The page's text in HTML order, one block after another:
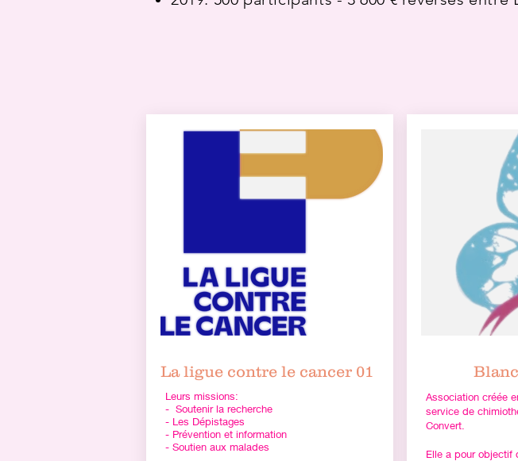
La ligue contre le cancer 01
Leurs missions:
- Soutenir la recherche
- Les Dépistages
- Prévention et information
- Soutien aux malades
Association créée
service de
Convert.
Elle a pour objectif